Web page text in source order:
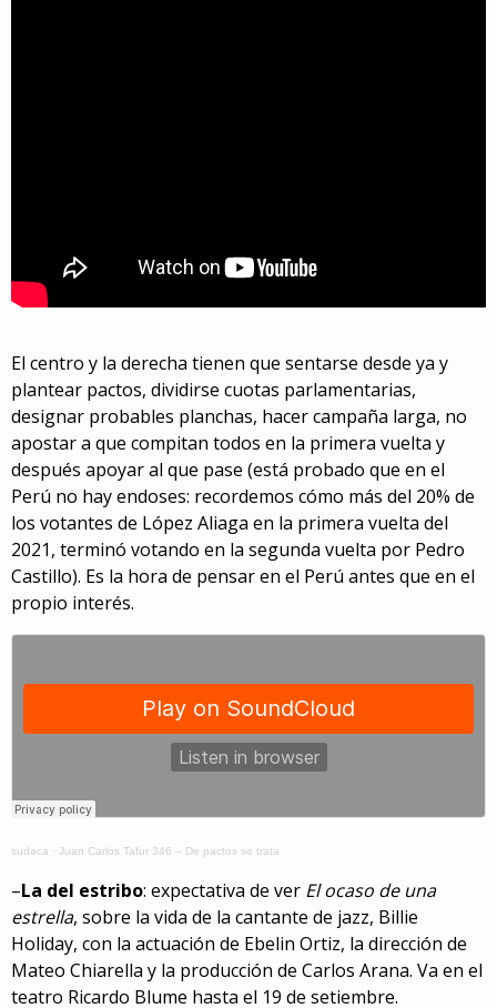
El centro y la derecha tienen que sentarse desde ya y
plantear pactos, dividirse cuotas parlamentarias,
designar probables planchas, hacer campaña larga, no
apostar a que compitan todos en la primera vuelta y
después apoyar al que pase (está probado que en el
Perú no hay endoses: recordemos cómo más del 20% de
los votantes de López Aliaga en la primera vuelta del
2021, terminó votando en la segunda vuelta por Pedro
Castillo). Es la hora de pensar en el Perú antes que en el
propio interés.
sudaca · Juan Carlos Tafur 346 – De pactos se trata
–La del estribo: expectativa de ver El ocaso de una
estrella, sobre la vida de la cantante de jazz, Billie
Holiday, con la actuación de Ebelin Ortiz, la dirección de
Mateo Chiarella y la producción de Carlos Arana. Va en el
teatro Ricardo Blume hasta el 19 de setiembre.